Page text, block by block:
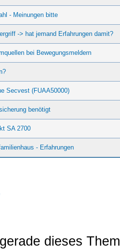
- Meinungen bitte
-> hat jemand Erfahrungen damit?
bei Bewegungsmeldern
Secvest (FUAA50000)
benötigt
SA 2700
- Erfahrungen
dieses